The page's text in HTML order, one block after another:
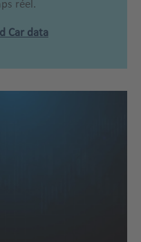
réel.
Car data